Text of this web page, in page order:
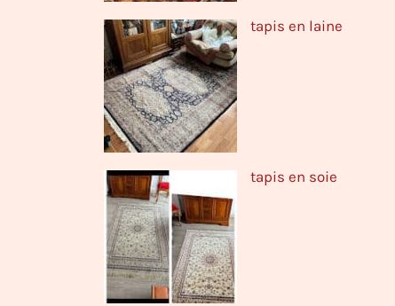
tapis en laine
tapis en soie